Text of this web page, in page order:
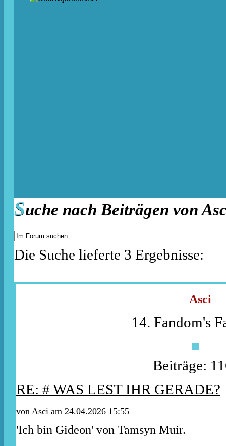
Suche nach Beiträgen von
Die Suche lieferte 3 Ergebnisse:
Asci
14. Fandom's
Beiträge:
RE: # WAS LEST IHR GERADE?
von Asci am 24.04.2026 15:55
'Ich bin Gideon' von Tamsyn Muir.